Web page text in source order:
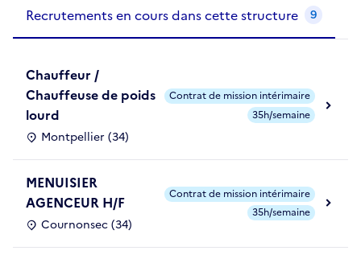
Recrutements en cours dans cette structure 9
Chauffeur /
Chauffeuse de poids
lourd
Montpellier (34)
Contrat de mission intérimaire
35h/semaine
MENUISIER
AGENCEUR H/F
Cournonsec (34)
Contrat de mission intérimaire
35h/semaine